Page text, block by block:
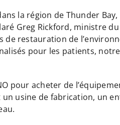
la région de Thunder
Greg Rickford, ministre du
restauration de
pour les patients,
pour acheter de
usine de fabrication, un